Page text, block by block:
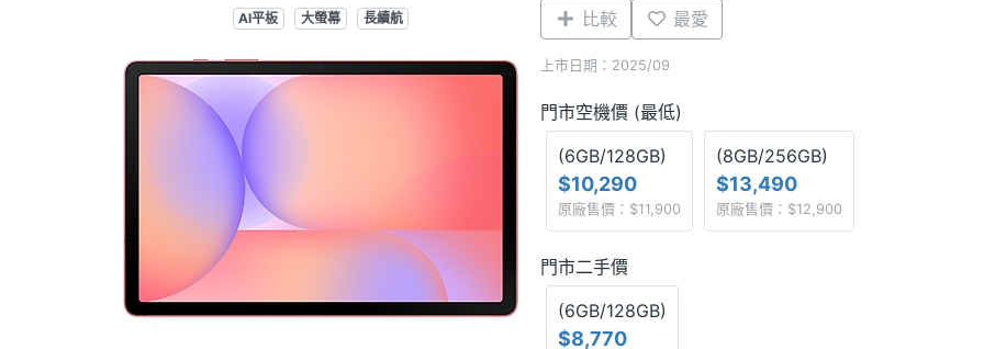
AI平板 大螢幕 長續航 比較 最愛
上市日期：2025/09
門市空機價 (最低)
(6GB/128GB)
$10,290
原廠售價：$11,900
(8GB/256GB)
$13,490
原廠售價：$12,900
門市二手價
(6GB/128GB)
$8,770